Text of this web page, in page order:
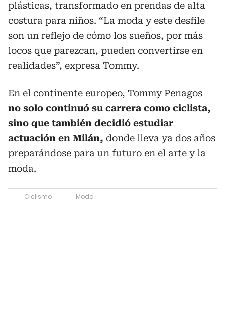
plásticas, transformado en prendas de alta
costura para niños. “La moda y este desfile
son un reflejo de cómo los sueños, por más
locos que parezcan, pueden convertirse en
realidades”, expresa Tommy.
En el continente europeo, Tommy Penagos
no solo continuó su carrera como ciclista,
sino que también decidió estudiar
actuación en Milán, donde lleva ya dos años
preparándose para un futuro en el arte y la
moda.
Ciclismo Moda